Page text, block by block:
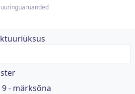
uuringuaruanded
9 - märksõna